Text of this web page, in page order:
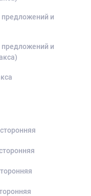
предложений и
предложений и